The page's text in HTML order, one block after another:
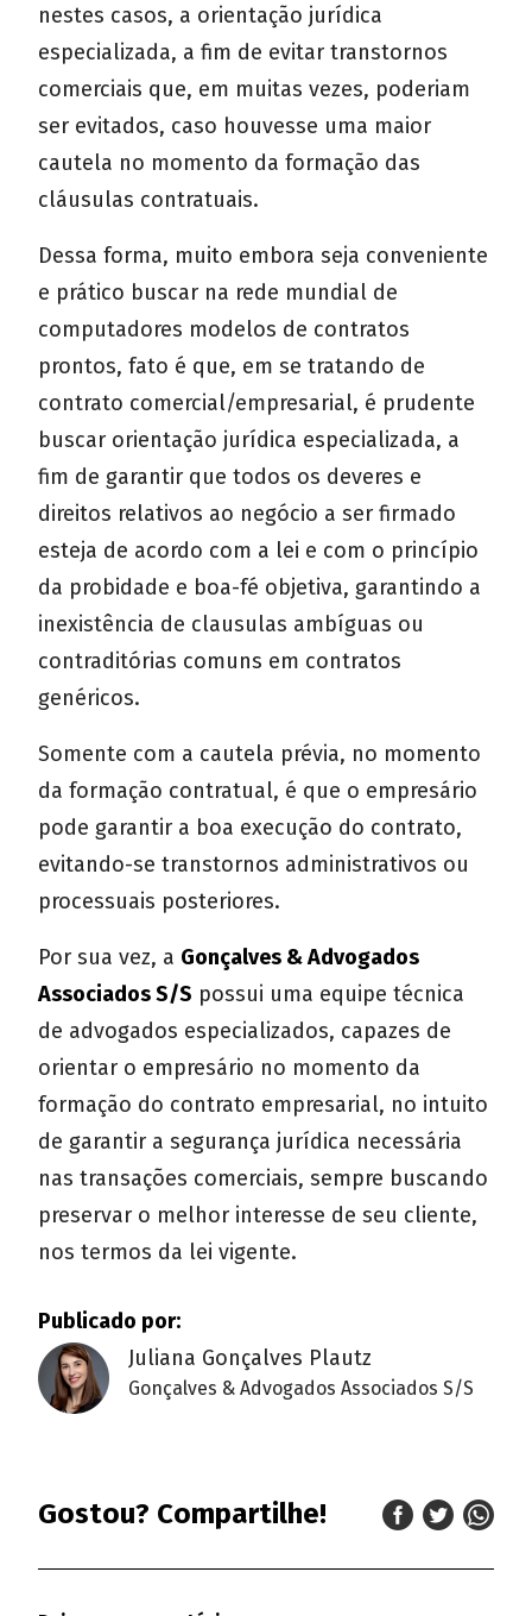
nestes casos, a orientação jurídica
especializada, a fim de evitar transtornos
comerciais que, em muitas vezes, poderiam
ser evitados, caso houvesse uma maior
cautela no momento da formação das
cláusulas contratuais.
Dessa forma, muito embora seja conveniente
e prático buscar na rede mundial de
computadores modelos de contratos
prontos, fato é que, em se tratando de
contrato comercial/empresarial, é prudente
buscar orientação jurídica especializada, a
fim de garantir que todos os deveres e
direitos relativos ao negócio a ser firmado
esteja de acordo com a lei e com o princípio
da probidade e boa-fé objetiva, garantindo a
inexistência de clausulas ambíguas ou
contraditórias comuns em contratos
genéricos.
Somente com a cautela prévia, no momento
da formação contratual, é que o empresário
pode garantir a boa execução do contrato,
evitando-se transtornos administrativos ou
processuais posteriores.
Por sua vez, a Gonçalves & Advogados
Associados S/S possui uma equipe técnica
de advogados especializados, capazes de
orientar o empresário no momento da
formação do contrato empresarial, no intuito
de garantir a segurança jurídica necessária
nas transações comerciais, sempre buscando
preservar o melhor interesse de seu cliente,
nos termos da lei vigente.
Publicado por:
Juliana Gonçalves Plautz
Gonçalves & Advogados Associados S/S
Gostou? Compartilhe!